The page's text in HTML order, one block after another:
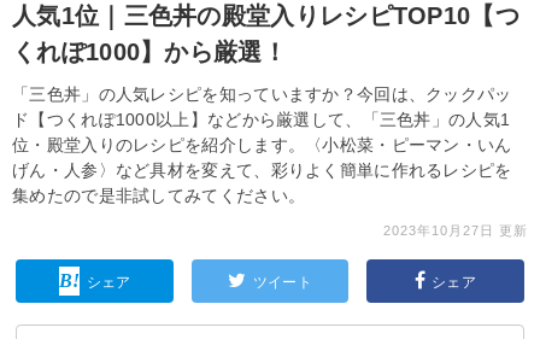
人気1位｜三色丼の殿堂入りレシピTOP10【つ
くれぽ1000】から厳選！
「三色丼」の人気レシピを知っていますか？今回は、クックパッ
ド【つくれぽ1000以上】などから厳選して、「三色丼」の人気1
位・殿堂入りのレシピを紹介します。〈小松菜・ピーマン・いん
げん・人参〉など具材を変えて、彩りよく簡単に作れるレシピを
集めたので是非試してみてください。
2023年10月27日 更新
シェア ツイート シェア